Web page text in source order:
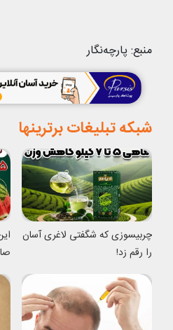
منبع: پارچه‌نگار
شبکه تبلیغات برترینها
چربیسوزی که شگفتی لاغری آسان
را رقم زد!